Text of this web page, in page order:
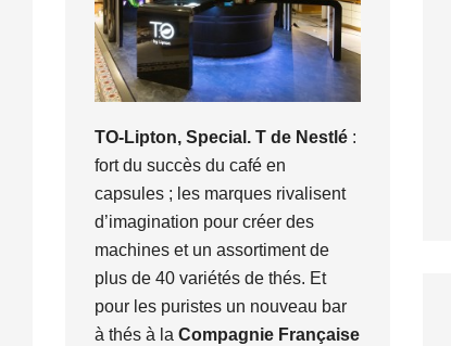
TO-Lipton, Special. T de Nestlé :
fort du succès du café en
capsules ; les marques rivalisent
d’imagination pour créer des
machines et un assortiment de
plus de 40 variétés de thés. Et
pour les puristes un nouveau bar
à thés à la Compagnie Française